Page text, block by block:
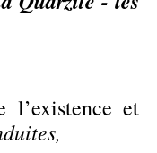
l’existence et